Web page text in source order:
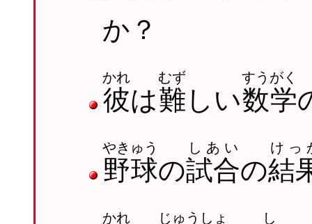
か？
彼
かれ
は難
むず
しい数学
すうがく
野球
やきゅう
の試合
しあい
の結
けっ
かれ じゅうしょ し